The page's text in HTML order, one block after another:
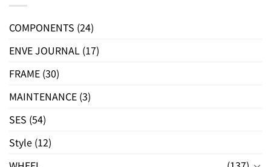
COMPONENTS (24)
ENVE JOURNAL (17)
FRAME (30)
MAINTENANCE (3)
SES (54)
Style (12)